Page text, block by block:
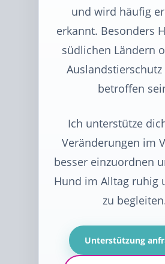
und wird häufig
erkannt. Besonders
südlichen Ländern
betroffen
Ich unterstütze
Veränderungen im
besser einzuordnen
Hund im Alltag ruhig
zu
Unterstützung